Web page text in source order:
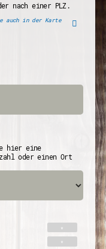
nach einer PLZ.
auch in der Karte
hier eine
oder einen Ort